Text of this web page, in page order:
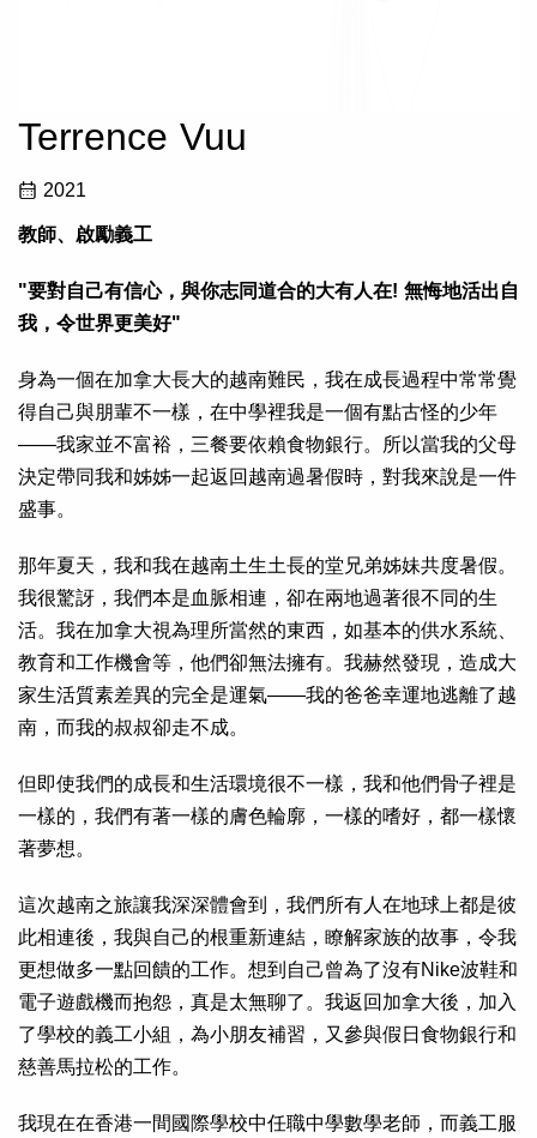
Terrence Vuu
2021
教師、啟勵義工
"要對自己有信心，與你志同道合的大有人在! 無悔地活出自
我，令世界更美好"
身為一個在加拿大長大的越南難民，我在成長過程中常常覺
得自己與朋輩不一樣，在中學裡我是一個有點古怪的少年
——我家並不富裕，三餐要依賴食物銀行。所以當我的父母
決定帶同我和姊姊一起返回越南過暑假時，對我來說是一件
盛事。
那年夏天，我和我在越南土生土長的堂兄弟姊妹共度暑假。
我很驚訝，我們本是血脈相連，卻在兩地過著很不同的生
活。我在加拿大視為理所當然的東西，如基本的供水系統、
教育和工作機會等，他們卻無法擁有。我赫然發現，造成大
家生活質素差異的完全是運氣——我的爸爸幸運地逃離了越
南，而我的叔叔卻走不成。
但即使我們的成長和生活環境很不一樣，我和他們骨子裡是
一樣的，我們有著一樣的膚色輪廓，一樣的嗜好，都一樣懷
著夢想。
這次越南之旅讓我深深體會到，我們所有人在地球上都是彼
此相連後，我與自己的根重新連結，瞭解家族的故事，令我
更想做多一點回饋的工作。想到自己曾為了沒有Nike波鞋和
電子遊戲機而抱怨，真是太無聊了。我返回加拿大後，加入
了學校的義工小組，為小朋友補習，又參與假日食物銀行和
慈善馬拉松的工作。
我現在在香港一間國際學校中任職中學數學老師，而義工服